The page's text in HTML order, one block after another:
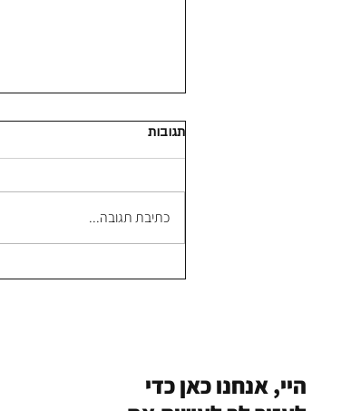
הגיעו מים עד (פיקוח) נפש!
תגובות
כתיבת תגובה...
היי, אנחנו כאן כדי